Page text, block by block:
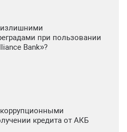
при пользовании
Bank»?
кредита от АКБ